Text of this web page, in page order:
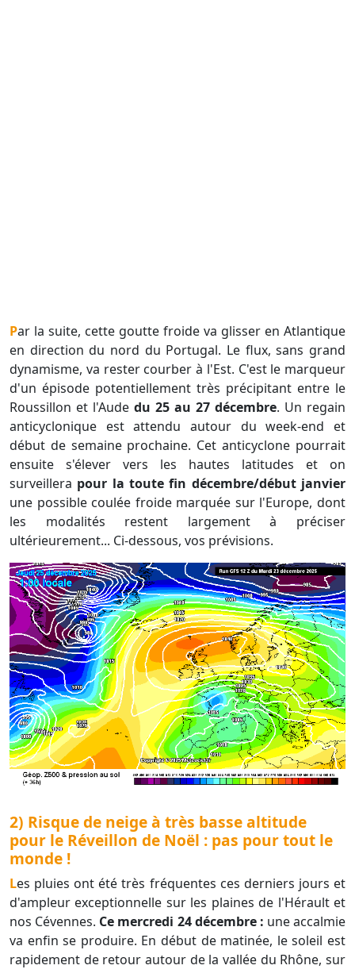
Par la suite, cette goutte froide va glisser en Atlantique
en direction du nord du Portugal. Le flux, sans grand
dynamisme, va rester courber à l'Est. C'est le marqueur
d'un épisode potentiellement très précipitant entre le
Roussillon et l'Aude du 25 au 27 décembre. Un regain
anticyclonique est attendu autour du week-end et
début de semaine prochaine. Cet anticyclone pourrait
ensuite s'élever vers les hautes latitudes et on
surveillera pour la toute fin décembre/début janvier
une possible coulée froide marquée sur l'Europe, dont
les modalités restent largement à préciser
ultérieurement... Ci-dessous, vos prévisions.
2) Risque de neige à très basse altitude
pour le Réveillon de Noël : pas pour tout le
monde !
Les pluies ont été très fréquentes ces derniers jours et
d'ampleur exceptionnelle sur les plaines de l'Hérault et
nos Cévennes. Ce mercredi 24 décembre : une accalmie
va enfin se produire. En début de matinée, le soleil est
rapidement de retour autour de la vallée du Rhône, sur